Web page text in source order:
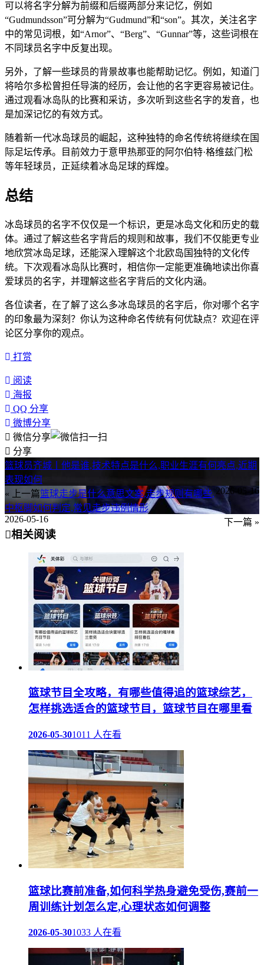
可以将名字分解为前缀和后缀两部分来记忆，例如
“Gudmundsson”可分解为“Gudmund”和“son”。其次，关注名字
中的常见词根，如“Arnor”、“Berg”、“Gunnar”等，这些词根在
不同球员名字中反复出现。
另外，了解一些球员的背景故事也能帮助记忆。例如，知道门
将哈尔多松曾担任导演的经历，会让他的名字更容易被记住。
通过观看冰岛队的比赛和采访，多次听到这些名字的发音，也
是加深记忆的有效方式。
随着新一代冰岛球员的崛起，这种独特的命名传统将继续在国
际足坛传承。目前效力于意甲热那亚的阿尔伯特·格维兹门松
等年轻球员，正延续着冰岛足球的辉煌。
总结
冰岛球员的名字不仅仅是一个标识，更是冰岛文化和历史的载
体。通过了解这些名字背后的规则和故事，我们不仅能更专业
地欣赏冰岛足球，还能深入理解这个北欧岛国独特的文化传
统。下次观看冰岛队比赛时，相信你一定能更准确地读出你喜
爱球员的名字，并理解这些名字背后的文化内涵。
各位读者，在了解了这么多冰岛球员的名字后，你对哪个名字
的印象最为深刻？你认为这种命名传统有何优缺点？欢迎在评
论区分享你的观点。
打赏
阅读
海报
QQ 分享
微博分享
微信分享
分享
篮球员齐城丨他是谁,技术特点是什么,职业生涯有何亮点,近期
表现如何
« 上一篇
2026-05-16
篮球走步是什么意思文案,走步规则有哪些,
中枢脚如何判定,常见走步违例情形
下一篇 »
2026-05-16
相关阅读
篮球节目全攻略，有哪些值得追的篮球综艺，
怎样挑选适合的篮球节目，篮球节目在哪里看
2026-05-301011 人在看
篮球比赛前准备,如何科学热身避免受伤,赛前一
周训练计划怎么定,心理状态如何调整
2026-05-301033 人在看